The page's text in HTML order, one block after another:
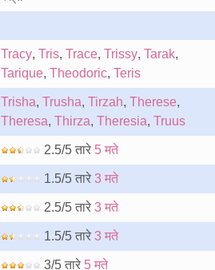
Tracy, Tris, Trace, Trissy, Tarak,
Tarique, Theodoric, Teris
Trisha, Trusha, Tirzah, Therese,
Theresa, Thirza, Theresia, Truus
2.5/5 तारे 5 मते
1.5/5 तारे 3 मते
2.5/5 तारे 3 मते
1.5/5 तारे 3 मते
3/5 तारे 5 मते